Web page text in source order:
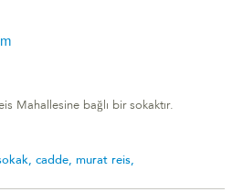
Mahallesine bağlı bir sokaktır.
cadde, murat reis,